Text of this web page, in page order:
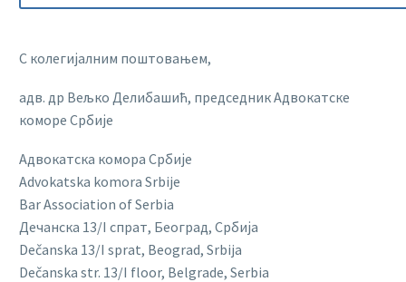
С колегијалним поштовањем,
адв. др Вељко Делибашић, председник Адвокатске
коморе Србије
Адвокатска комора Србије
Advokatska komora Srbije
Bar Association of Serbia
Дечанска 13/I спрат, Београд, Србија
Dečanska 13/I sprat, Beograd, Srbija
Dečanska str. 13/I floor, Belgrade, Serbia